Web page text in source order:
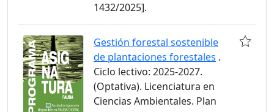
1432/2025].
Gestión forestal sostenible
de plantaciones forestales .
Ciclo lectivo: 2025-2027.
(Optativa). Licenciatura en
Ciencias Ambientales. Plan